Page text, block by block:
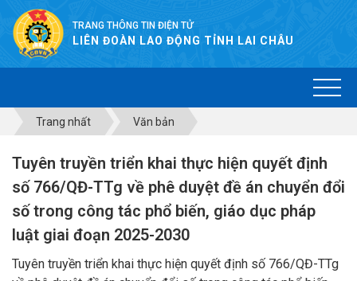
TRANG THÔNG TIN ĐIỆN TỬ
LIÊN ĐOÀN LAO ĐỘNG TỈNH LAI CHÂU
Trang nhất Văn bản
Tuyên truyền triển khai thực hiện quyết định
số 766/QĐ-TTg về phê duyệt đề án chuyển đổi
số trong công tác phổ biến, giáo dục pháp
luật giai đoạn 2025-2030
Tuyên truyền triển khai thực hiện quyết định số 766/QĐ-TTg